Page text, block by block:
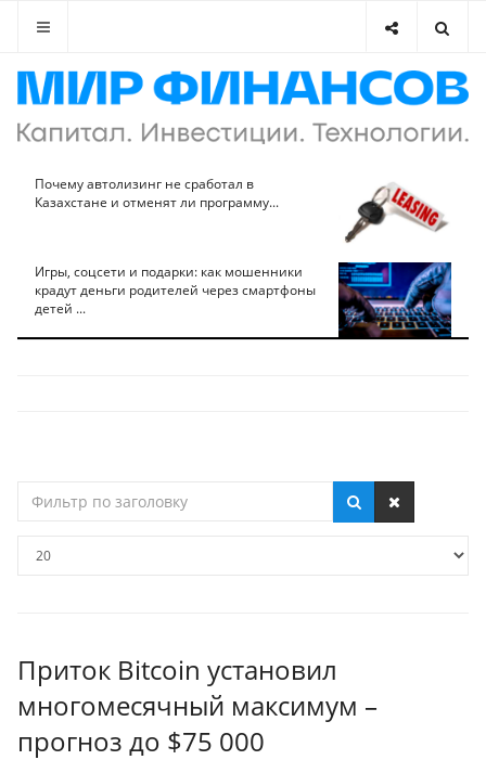
Почему автолизинг не сработал в
Казахстане и отменят ли программу...
Игры, соцсети и подарки: как мошенники
крадут деньги родителей через смартфоны
детей ...
по
Приток Bitcoin установил
многомесячный максимум –
прогноз до $75 000